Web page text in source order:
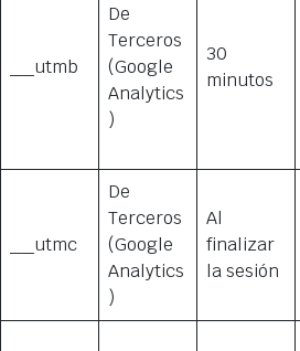
__utmb
De
Terceros
(Google
Analytics
)
30
minutos
__utmc
De
Terceros
(Google
Analytics
)
Al
finalizar
la sesión